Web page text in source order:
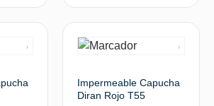
Impermeable Capucha
Diran Rojo T55